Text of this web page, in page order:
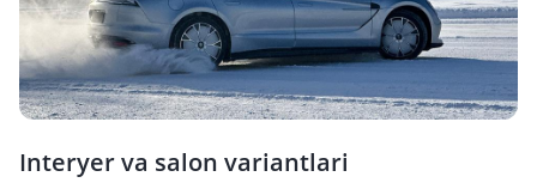
Interyer va salon variantlari